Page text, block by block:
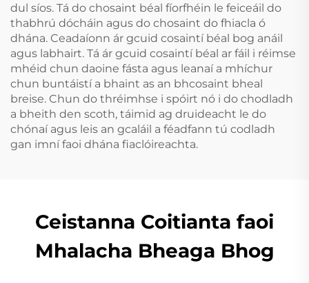
dul síos. Tá do chosaint béal fíorfhéin le feiceáil do
thabhrú dócháin agus do chosaint do fhiacla ó
dhána. Ceadaíonn ár gcuid cosaintí béal bog anáil
agus labhairt. Tá ár gcuid cosaintí béal ar fáil i réimse
mhéid chun daoine fásta agus leanaí a mhíchur
chun buntáistí a bhaint as an bhcosaint bheal
breise. Chun do thréimhse i spóirt nó i do chodladh
a bheith den scoth, táimid ag druideacht le do
chónaí agus leis an gcaláil a féadfann tú codladh
gan imní faoi dhána fiaclóireachta.
Ceistanna Coitianta faoi
Mhalacha Bheaga Bhog